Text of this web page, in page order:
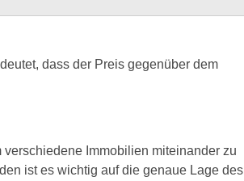
dass der Preis gegenüber dem
Immobilien miteinander zu
ist es wichtig auf die genaue Lage des